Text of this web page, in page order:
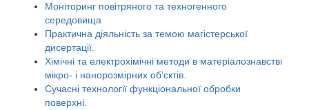
Моніторинг повітряного та техногенного
середовища
Практична діяльність за темою магістерської
дисертації.
Хімічні та електрохімічні методи в матеріалознавстві
мікро- і нанорозмірних об’єктів.
Сучасні технології функціональної обробки
поверхні.